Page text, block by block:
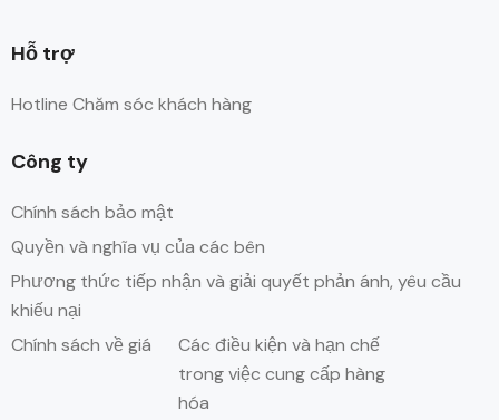
Hỗ trợ
Hotline Chăm sóc khách hàng
Công ty
Chính sách bảo mật
Quyền và nghĩa vụ của các bên
Phương thức tiếp nhận và giải quyết phản ánh, yêu cầu
khiếu nại
Chính sách về giá
Các điều kiện và hạn chế
trong việc cung cấp hàng
hóa